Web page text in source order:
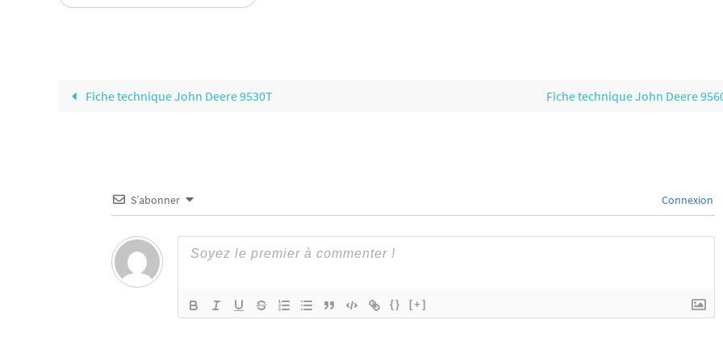
Fiche technique John Deere 9530T Fiche technique John Deere
S’abonner Connexion
{} [+]